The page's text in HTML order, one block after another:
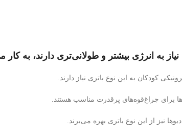
کودکان به این نوع باتری نیاز دارند.
برای چراغ‌قوه‌های پرقدرت مناسب هستند.
نیز از این نوع باتری بهره می‌برند.